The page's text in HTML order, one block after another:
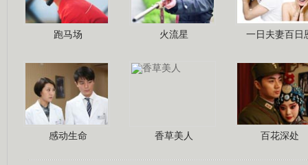
跑马场 火流星 一日夫妻百日
感动生命 香草美人 百花深处